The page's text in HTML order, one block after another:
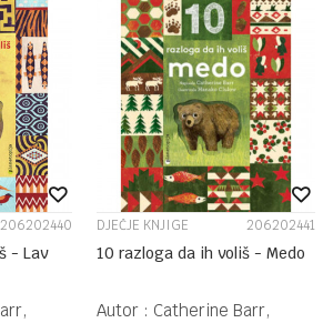
206202440
10 razloga da ih voliš - Lav
DJEČJE KNJIGE 206202441
10 razloga da ih voliš - Medo
Autor : Catherine Barr,